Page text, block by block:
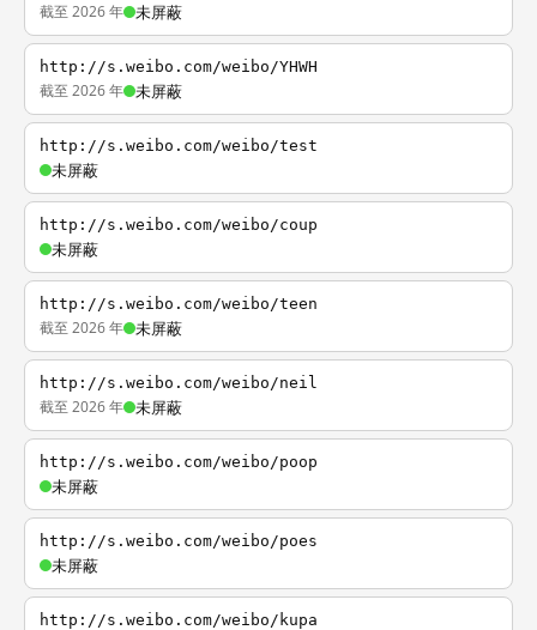
截至 2026 年 未屏蔽
http://s.weibo.com/weibo/YHWH
截至 2026 年 未屏蔽
http://s.weibo.com/weibo/test
未屏蔽
http://s.weibo.com/weibo/coup
未屏蔽
http://s.weibo.com/weibo/teen
截至 2026 年 未屏蔽
http://s.weibo.com/weibo/neil
截至 2026 年 未屏蔽
http://s.weibo.com/weibo/poop
未屏蔽
http://s.weibo.com/weibo/poes
未屏蔽
http://s.weibo.com/weibo/kupa